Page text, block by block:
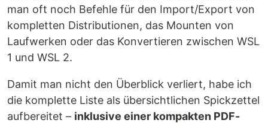
man oft noch Befehle für den Import/Export von
kompletten Distributionen, das Mounten von
Laufwerken oder das Konvertieren zwischen WSL
1 und WSL 2.
Damit man nicht den Überblick verliert, habe ich
die komplette Liste als übersichtlichen Spickzettel
aufbereitet – inklusive einer kompakten PDF-